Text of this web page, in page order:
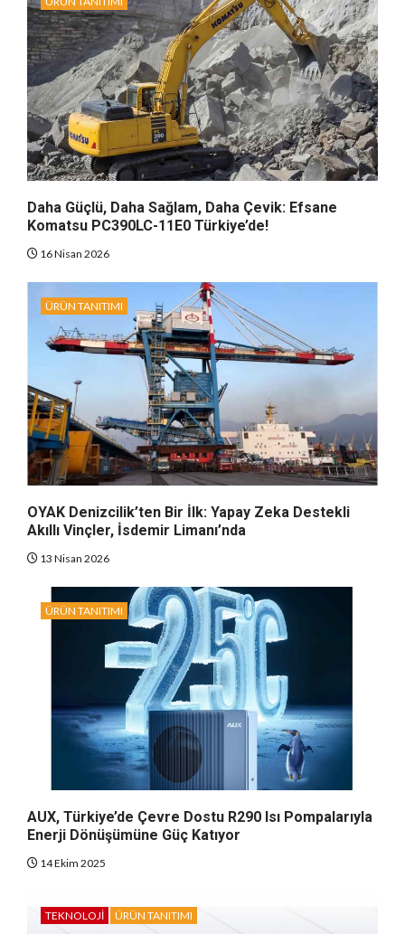
Daha Güçlü, Daha Sağlam, Daha Çevik: Efsane
Komatsu PC390LC-11E0 Türkiye’de!
16 Nisan 2026
ÜRÜN TANITIMI
OYAK Denizcilik’ten Bir İlk: Yapay Zeka Destekli
Akıllı Vinçler, İsdemir Limanı’nda
13 Nisan 2026
ÜRÜN TANITIMI
AUX, Türkiye’de Çevre Dostu R290 Isı Pompalarıyla
Enerji Dönüşümüne Güç Katıyor
14 Ekim 2025
TEKNOLOJI ÜRÜN TANITIMI